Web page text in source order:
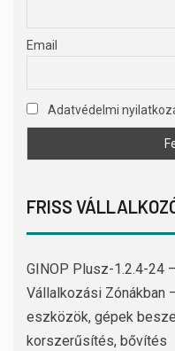
Email
Adatvédelmi
FRISS
GINOP Plusz-1.2.4-24
Vállalkozási Zónákban
eszközök, gépek
korszerűsítés, bővítés